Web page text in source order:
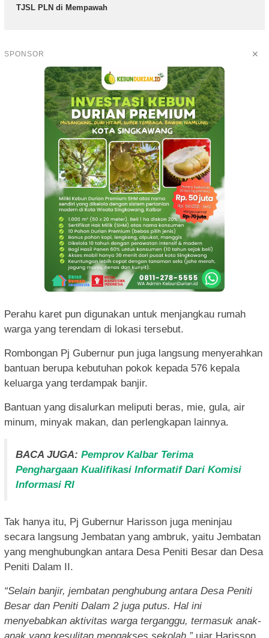
TJSL PLN di Mempawah
SPONSOR ✕
Perahu karet pun digunakan untuk menjangkau rumah
warga yang terendam di lokasi tersebut.
Rombongan Pj Gubernur pun juga langsung menyerahkan
bantuan berupa kebutuhan pokok kepada 576 kepala
keluarga yang terdampak banjir.
Bantuan yang disalurkan meliputi beras, mie, gula, air
minum, minyak makan, dan perlengkapan lainnya.
BACA JUGA: Pemprov Kalbar Terima
Penghargaan Kualifikasi Informatif Dari Komisi
Informasi RI
Tak hanya itu, Pj Gubernur Harisson juga meninjau
secara langsung Jembatan yang ambruk, yaitu Jembatan
yang menghubungkan antara Desa Peniti Besar dan Desa
Peniti Dalam II.
“Selain banjir, jembatan penghubung antara Desa Peniti
Besar dan Peniti Dalam 2 juga putus. Hal ini
menyebabkan aktivitas warga terganggu, termasuk anak-